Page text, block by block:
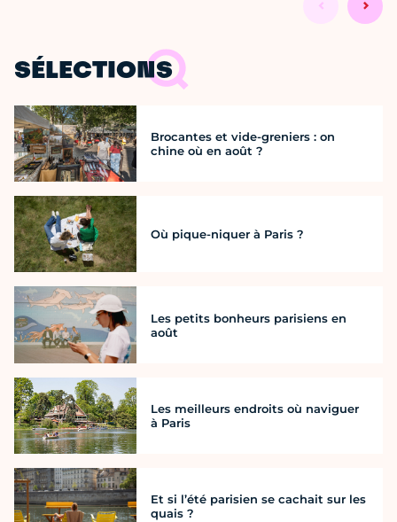
SÉLECTIONS
Brocantes et vide-greniers : on
chine où en août ?
Où pique-niquer à Paris ?
Les petits bonheurs parisiens en
août
Les meilleurs endroits où naviguer
à Paris
Et si l’été parisien se cachait sur les
quais ?